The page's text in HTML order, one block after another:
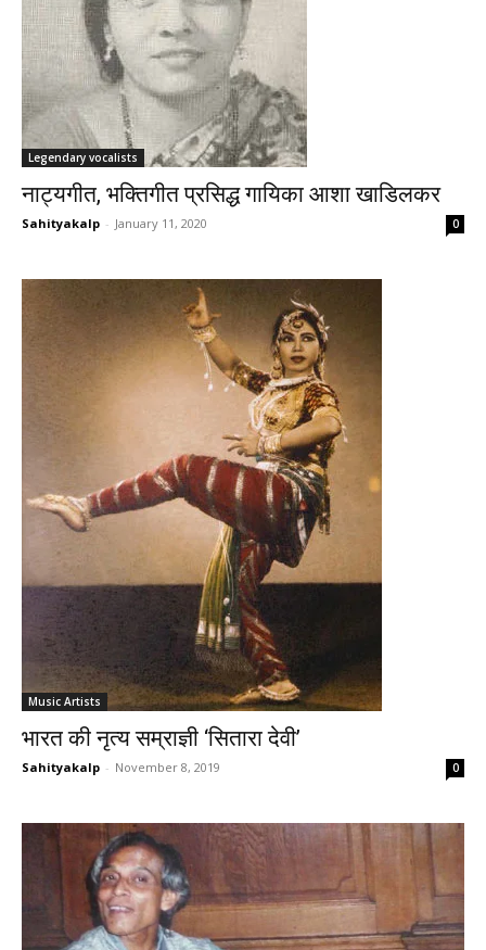
Legendary vocalists
नाट्यगीत, भक्तिगीत प्रसिद्ध गायिका आशा खाडिलकर
Sahityakalp - January 11, 2020 0
Music Artists
भारत की नृत्य सम्राज्ञी ‘सितारा देवी’
Sahityakalp - November 8, 2019 0